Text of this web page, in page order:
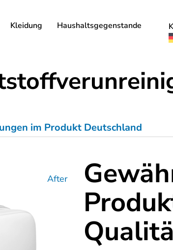
Kleidung
Haushaltsgegenstande
im Produkt Deutschland
After